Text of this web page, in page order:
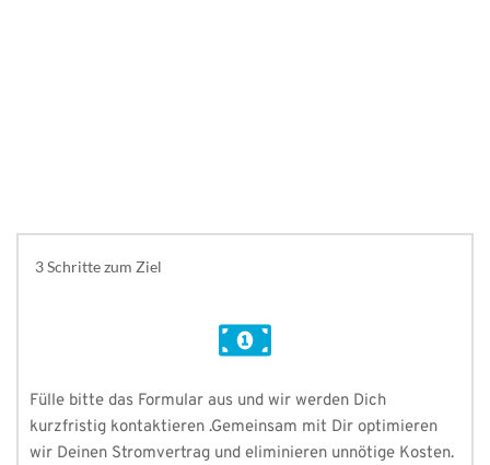
3 Schritte zum Ziel
Fülle bitte das Formular aus und wir werden Dich
kurzfristig kontaktieren .Gemeinsam mit Dir optimieren
wir Deinen Stromvertrag und eliminieren unnötige Kosten.